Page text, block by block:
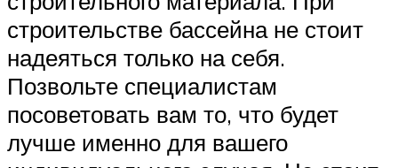
строительстве бассейна не стоит
надеяться только на себя.
Позвольте специалистам
посоветовать вам то, что будет
лучше именно для вашего